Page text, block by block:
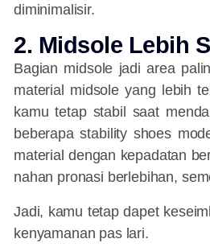
diminimalisir.
2️. Midsole Lebih
Bagian midsole jadi area
material midsole yang lebih
kamu tetap stabil saat
beberapa stability shoes
material dengan kepadatan
nahan pronasi berlebihan,
Jadi, kamu tetap dapet
kenyamanan pas lari.